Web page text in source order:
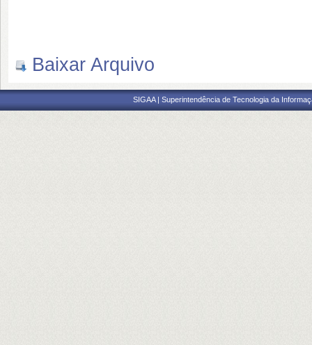
Baixar Arquivo
SIGAA | Superintendência de Tecnologia da